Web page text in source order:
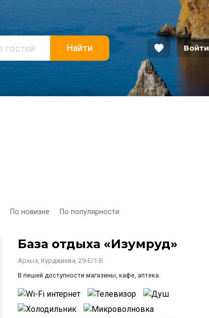
Найти Войти
По новизне По популярности
База отдыха «Изумруд»
Архыз, Курджиева, 29-Е/1-Б
В пешей доступности магазины, кафе, аптека.